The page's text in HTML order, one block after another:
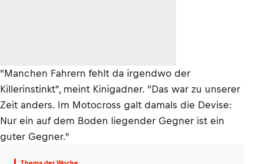
"Manchen Fahrern fehlt da irgendwo der
Killerinstinkt", meint Kinigadner. "Das war zu unserer
Zeit anders. Im Motocross galt damals die Devise:
Nur ein auf dem Boden liegender Gegner ist ein
guter Gegner."